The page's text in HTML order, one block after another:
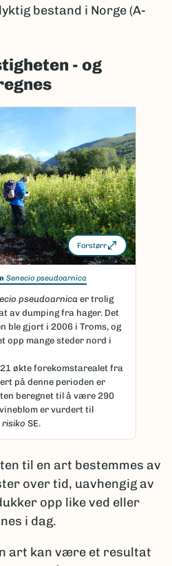
bestand i Norge (A-
- og
Forstørr
Senecio pseudoarnica
pseudoarnica er trolig
av dumping fra hager. Det
ble gjort i 2006 i Troms, og
opp mange steder nord i
økte forekomstarealet fra
på denne perioden er
beregnet til å være 290
er vurdert til
SE.
til en art bestemmes av
over tid, uavhengig av
opp like ved eller
i dag.
art kan være et resultat